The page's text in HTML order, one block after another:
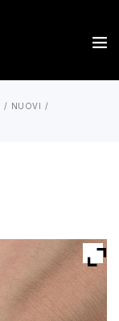
NUOVI